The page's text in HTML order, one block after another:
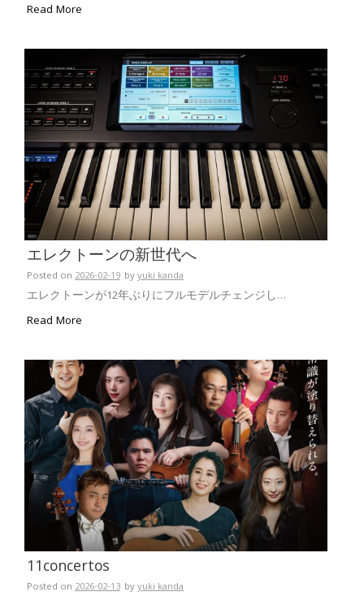
Read More
エレクトーンの新世代へ
Posted on 2026-02-19 byyuki kanda
エレクトーンが12年ぶりにフルモデルチェンジし…
Read More
11concertos
Posted on 2026-02-13 byyuki kanda